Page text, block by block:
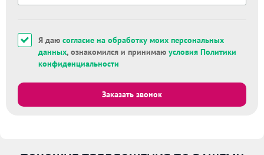
Я даю согласие на обработку моих персональных
данных, ознакомился и принимаю условия Политики
конфиденциальности
Заказать звонок